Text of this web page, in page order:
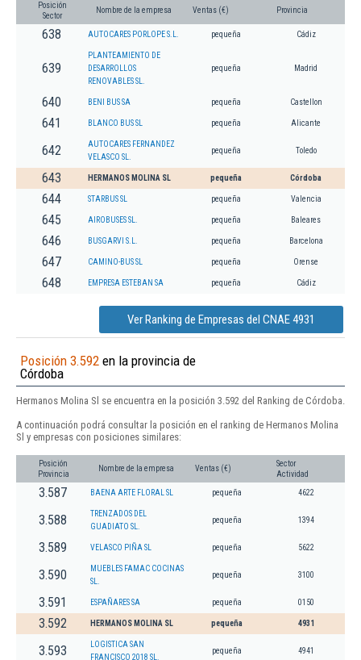
Posición
Sector
Nombre de la empresa Ventas (€) Provincia
638 AUTOCARES PORLOPE S.L. pequeña Cádiz
639
PLANTEAMIENTO DE
DESARROLLOS
RENOVABLES SL.
pequeña Madrid
640 BENI BUS SA pequeña Castellon
641 BLANCO BUS SL pequeña Alicante
642
AUTOCARES FERNANDEZ
VELASCO SL.
pequeña Toledo
643 HERMANOS MOLINA SL pequeña Córdoba
644 STARBUS SL pequeña Valencia
645 AIROBUSES SL. pequeña Baleares
646 BUSGARVI S.L. pequeña Barcelona
647 CAMINO-BUS SL pequeña Orense
648 EMPRESA ESTEBAN SA pequeña Cádiz
Ver Ranking de Empresas del CNAE 4931
Posición 3.592 en la provincia de
Córdoba
Hermanos Molina Sl se encuentra en la posición 3.592 del Ranking de Córdoba.
A continuación podrá consultar la posición en el ranking de Hermanos Molina
Sl y empresas con posiciones similares:
Posición
Provincia
Nombre de la empresa Ventas (€)
Sector
Actividad
3.587 BAENA ARTE FLORAL SL pequeña 4622
3.588
TRENZADOS DEL
GUADIATO SL.
pequeña 1394
3.589 VELASCO PIÑA SL pequeña 5622
3.590
MUEBLES FAMAC COCINAS
SL.
pequeña 3100
3.591 ESPAÑARES SA pequeña 0150
3.592 HERMANOS MOLINA SL pequeña 4931
3.593
LOGISTICA SAN
FRANCISCO 2018 SL.
pequeña 4941